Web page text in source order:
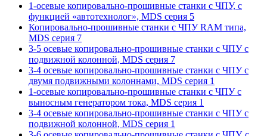
1-осевые копировально-прошивные станки с ЧПУ, с
функцией «автотехнолог», MDS серия 5
Копировально-прошивные станки с ЧПУ RAM типа,
MDS серия 7
3-5 осевые копировально-прошивные станки с ЧПУ с
подвижной колонной, MDS серия 7
3-4 осевые копировально-прошивные станки с ЧПУ с
двумя подвижными колоннами, MDS серия 1
1-осевые копировально-прошивные станки с ЧПУ с
выносным генератором тока, MDS серия 1
3-4 осевые копировально-прошивные станки с ЧПУ с
подвижной колонной, MDS серия 1